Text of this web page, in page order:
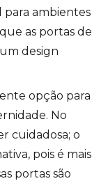
para ambientes
as portas de
design
opção para
No
cuidadosa; o
pois é mais
portas são